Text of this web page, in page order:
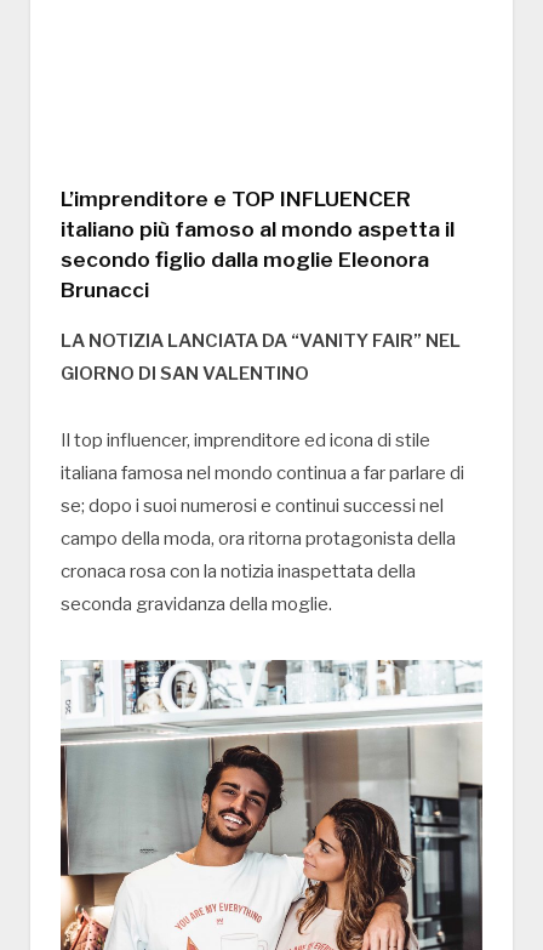
L’imprenditore e TOP INFLUENCER
italiano più famoso al mondo aspetta il
secondo figlio dalla moglie Eleonora
Brunacci
LA NOTIZIA LANCIATA DA “VANITY FAIR” NEL
GIORNO DI SAN VALENTINO
Il top influencer, imprenditore ed icona di stile
italiana famosa nel mondo continua a far parlare di
se; dopo i suoi numerosi e continui successi nel
campo della moda, ora ritorna protagonista della
cronaca rosa con la notizia inaspettata della
seconda gravidanza della moglie.